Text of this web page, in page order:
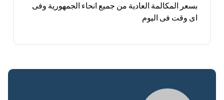
بسعر المكالمة العادية من جميع انحاء الجمهورية وفى
اى وقت فى اليوم